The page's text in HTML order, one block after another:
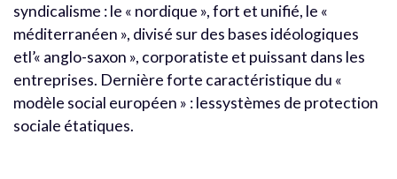
syndicalisme : le « nordique », fort et unifié, le «
méditerranéen », divisé sur des bases idéologiques
etl’« anglo-saxon », corporatiste et puissant dans les
entreprises. Dernière forte caractéristique du «
modèle social européen » : lessystèmes de protection
sociale étatiques.